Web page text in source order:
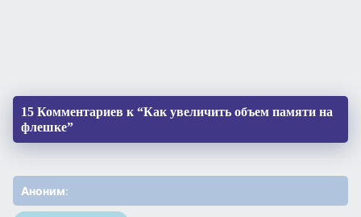
15 Комментариев к “Как увеличить объем памяти на
флешке”
Аноним: